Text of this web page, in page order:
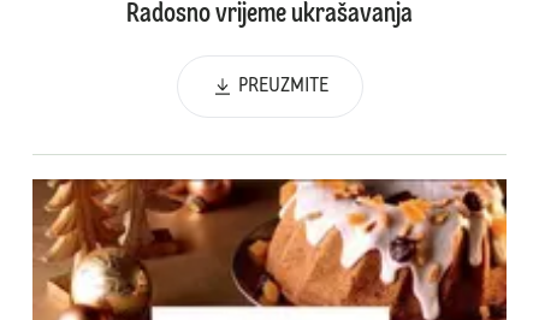
Radosno vrijeme ukrašavanja
PREUZMITE